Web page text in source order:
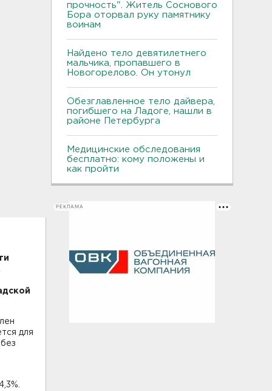
для
прочность". Житель Соснового
Бора оторвал руку памятнику
воинам
Найдено тело девятилетнего
мальчика, пропавшего в
Новогорелово. Он утонул
Обезглавленное тело дайвера,
погибшего на Ладоге, нашли в
районе Петербурга
Медицинские обследования
бесплатно: кому положены и
как пройти
РЕКЛАМА